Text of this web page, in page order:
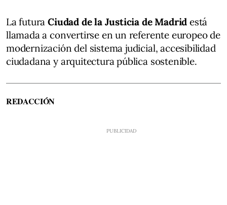
La futuraCiudad de la Justicia de Madrid está
llamada a convertirse en un referente europeo de
modernización del sistema judicial, accesibilidad
ciudadana y arquitectura pública sostenible.
REDACCIÓN